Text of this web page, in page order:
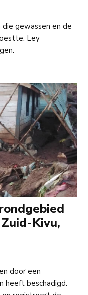
gewassen en de
Ley
Kivu,
door een
heeft beschadigd.